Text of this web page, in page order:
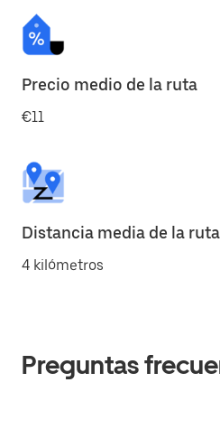
Precio medio de la ruta
€11
Distancia media de la ruta
4 kilómetros
Preguntas